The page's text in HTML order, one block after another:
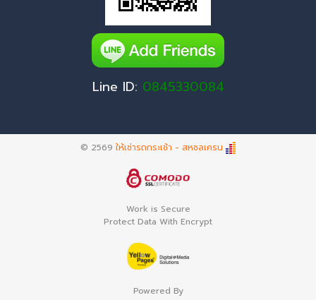
Line ID: 0845330084
© 2569 ให้เช่ารถกระเช้า - สหชลเครน
Work is Secure
Protect Data With Encrypt
Powered By